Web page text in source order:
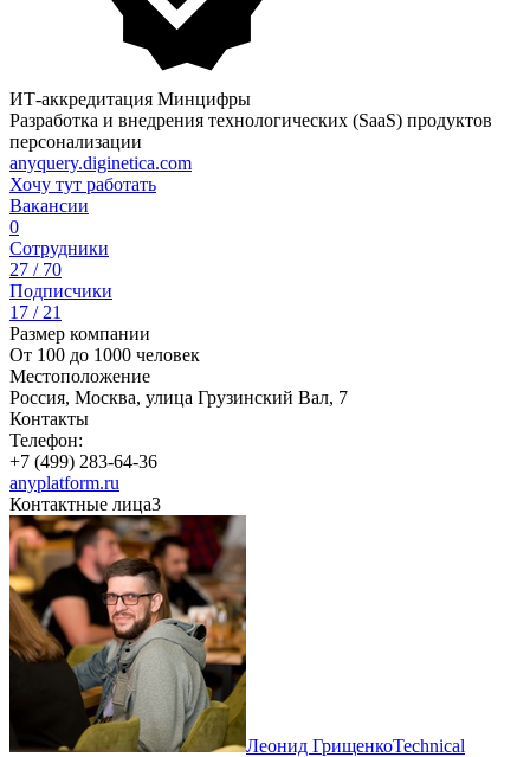
ИТ-аккредитация Минцифры
Разработка и внедрения технологических (SaaS) продуктов
персонализации
anyquery.diginetica.com
Хочу тут работать
Вакансии
0
Сотрудники
27 / 70
Подписчики
17 / 21
Размер компании
От 100 до 1000 человек
Местоположение
Россия, Москва, улица Грузинский Вал, 7
Контакты
Телефон:
+7 (499) 283-64-36
anyplatform.ru
Контактные лица3
Леонид ГрищенкоTechnical